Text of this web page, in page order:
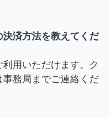
済方法を教えてくだ
用いただけます。ク
務局までご連絡くだ